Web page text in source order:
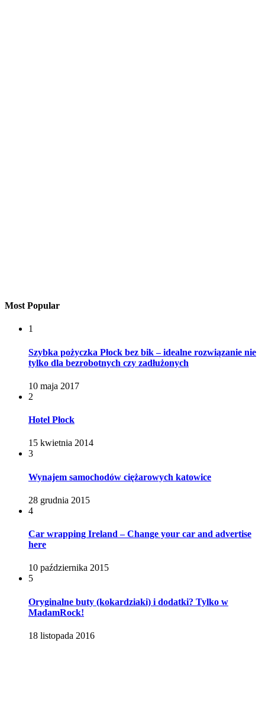
Most Popular
1
Szybka pożyczka Płock bez bik – idealne rozwiązanie nie
tylko dla bezrobotnych czy zadłużonych
10 maja 2017
2
Hotel Płock
15 kwietnia 2014
3
Wynajem samochodów ciężarowych katowice
28 grudnia 2015
4
Car wrapping Ireland – Change your car and advertise
here
10 października 2015
5
Oryginalne buty (kokardziaki) i dodatki? Tylko w
MadamRock!
18 listopada 2016